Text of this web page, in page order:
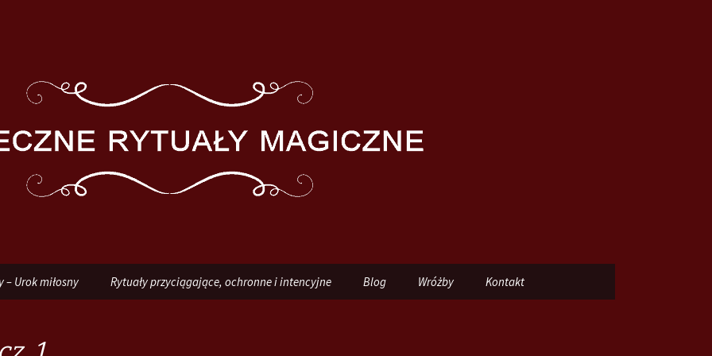
– Urok miłosny Rytuały przyciągające, ochronne i intencyjne Blog Wróżby Kontakt